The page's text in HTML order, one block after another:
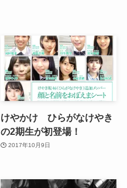
けやかけ ひらがなけやき
の2期生が初登場！
2017年10月9日